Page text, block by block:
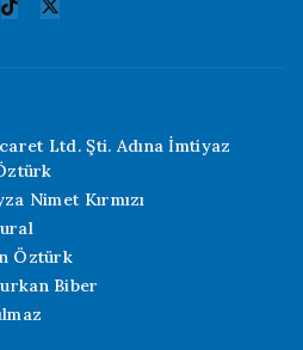
Ltd. Şti. Adına İmtiyaz
Nimet Kırmızı
Öztürk
Biber